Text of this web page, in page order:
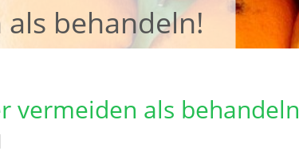
vermeiden als
behandeln!